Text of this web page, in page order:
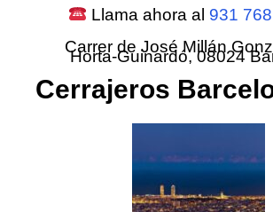
Llama ahora al 931
Carrer de José Millán
Horta-Guinardó, 08024
Cerrajeros